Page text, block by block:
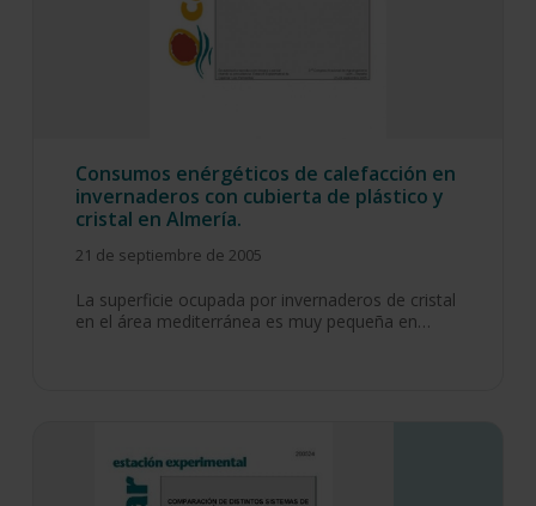
Consumos enérgéticos de calefacción en
invernaderos con cubierta de plástico y
cristal en Almería.
21 de septiembre de 2005
La superficie ocupada por invernaderos de cristal
en el área mediterránea es muy pequeña en…